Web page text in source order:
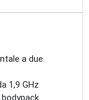
a due
1,9 GHz